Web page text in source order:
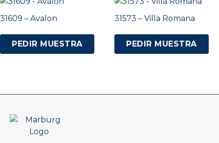
31609 – Avalon
PEDIR MUESTRA
31573 – Villa Romana
PEDIR MUESTRA